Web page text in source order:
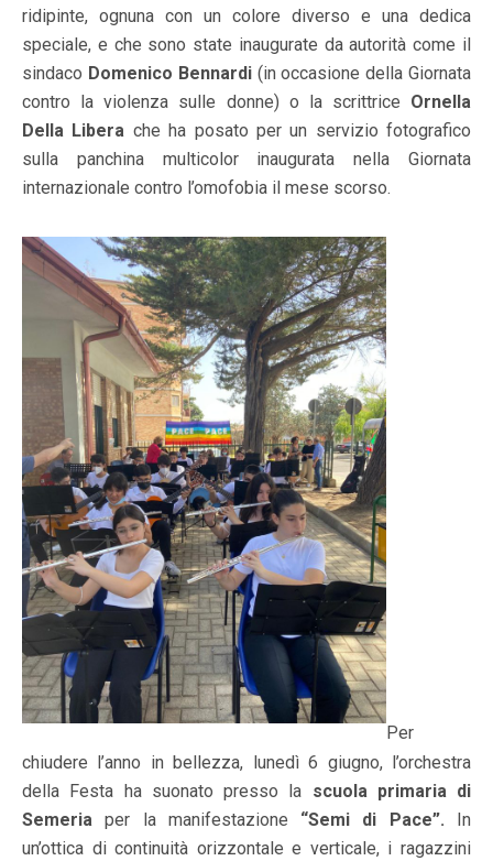
ridipinte, ognuna con un colore diverso e una dedica
speciale, e che sono state inaugurate da autorità come il
sindaco Domenico Bennardi(in occasione della Giornata
contro la violenza sulle donne) o la scrittrice Ornella
Della Libera che ha posato per un servizio fotografico
sulla panchina multicolor inaugurata nella Giornata
internazionale contro l’omofobia il mese scorso.
Per
chiudere l’anno in bellezza, lunedì 6 giugno, l’orchestra
della Festa ha suonato presso la scuola primaria di
Semeria per la manifestazione “Semi di Pace”. In
un’ottica di continuità orizzontale e verticale, i ragazzini